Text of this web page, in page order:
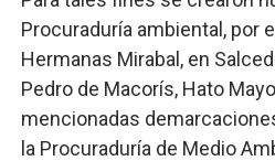
Procuraduría ambiental, por
Hermanas Mirabal, en
Pedro de Macorís, Hato
mencionadas
la Procuraduría de Medio